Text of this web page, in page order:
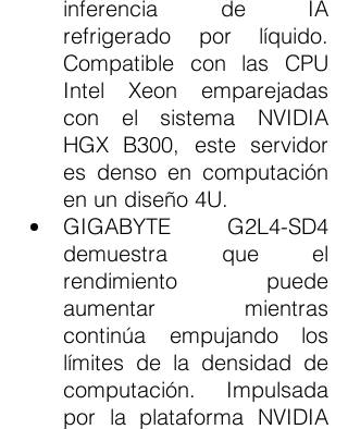
inferencia de IA
refrigerado por líquido.
Compatible con las CPU
Intel Xeon emparejadas
con el sistema NVIDIA
HGX B300, este servidor
es denso en computación
en un diseño 4U.
GIGABYTE G2L4-SD4
demuestra que el
rendimiento puede
aumentar mientras
continúa empujando los
límites de la densidad de
computación. Impulsada
por la plataforma NVIDIA